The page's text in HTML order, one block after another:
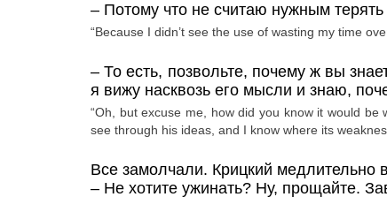
– Потому что не считаю нужным
“Because I didn’t see the use of wasting my time
– То есть, позвольте, почему ж вы
я вижу насквозь его мысли и знаю,
“Oh, but excuse me, how did you know it would be
see through his ideas, and I know where its
Все замолчали. Крицкий медлительно
– Не хотите ужинать? Ну, прощайте.